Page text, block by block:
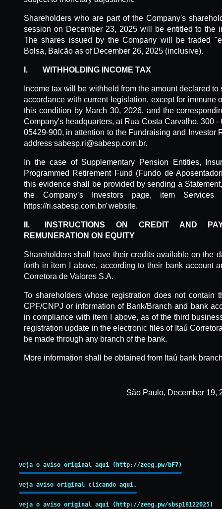
Shareholders who are part of the Company's
session on December 23, 2025 will be entitled to the
The shares issued by the Company will be traded
Bolsa, Balcão as of December 26, 2025 (inclusive).
I. WITHHOLDING INCOME TAX
Income tax will be withheld from the amount declared
accordance with current legislation, except for immune
this condition by March 30, 2026, and the
Company's headquarters, at Rua Costa Carvalho, 300
05429-900, in attention to the Fundraising and Investor
address sabesp.ri@sabesp.com.br.
In the case of Supplementary Pension Entities,
Programmed Retirement Fund (Fundo de
this evidence shall be provided by sending a
the Company’s Investors page, item
https://ri.sabesp.com.br/ website.
II. INSTRUCTIONS ON CREDIT AND
REMUNERATION ON EQUITY
Shareholders shall have their credits available on the
forth in item I above, according to their bank account
Corretora de Valores S.A.
To shareholders whose registration does not contain
CPF/CNPJ or information of Bank/Branch and bank
in compliance with item I above, as of the third
registration update in the electronic files of Itaú
be made through any branch of the bank.
More information shall be obtained from Itaú bank
São Paulo, December 19,
veja o aviso original aqui (http://zeeg.pw/bF7)
veja aviso original clicando aqui.
veja o aviso original aqui (http://zeeg.pw/sbsp18122025)